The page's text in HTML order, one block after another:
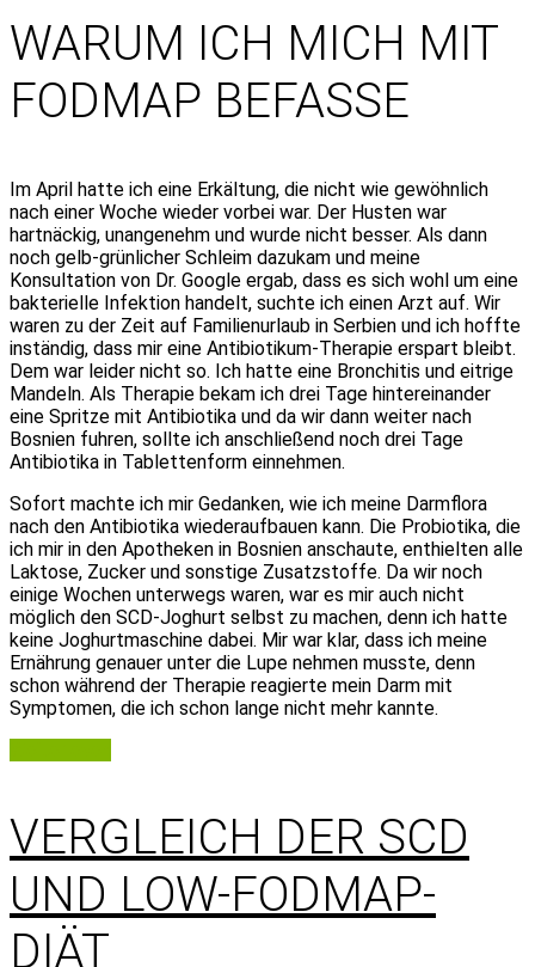
WARUM ICH MICH MIT
FODMAP BEFASSE
Im April hatte ich eine Erkältung, die nicht wie gewöhnlich
nach einer Woche wieder vorbei war. Der Husten war
hartnäckig, unangenehm und wurde nicht besser. Als dann
noch gelb-grünlicher Schleim dazukam und meine
Konsultation von Dr. Google ergab, dass es sich wohl um eine
bakterielle Infektion handelt, suchte ich einen Arzt auf. Wir
waren zu der Zeit auf Familienurlaub in Serbien und ich hoffte
inständig, dass mir eine Antibiotikum-Therapie erspart bleibt.
Dem war leider nicht so. Ich hatte eine Bronchitis und eitrige
Mandeln. Als Therapie bekam ich drei Tage hintereinander
eine Spritze mit Antibiotika und da wir dann weiter nach
Bosnien fuhren, sollte ich anschließend noch drei Tage
Antibiotika in Tablettenform einnehmen.
Sofort machte ich mir Gedanken, wie ich meine Darmflora
nach den Antibiotika wiederaufbauen kann. Die Probiotika, die
ich mir in den Apotheken in Bosnien anschaute, enthielten alle
Laktose, Zucker und sonstige Zusatzstoffe. Da wir noch
einige Wochen unterwegs waren, war es mir auch nicht
möglich den SCD-Joghurt selbst zu machen, denn ich hatte
keine Joghurtmaschine dabei. Mir war klar, dass ich meine
Ernährung genauer unter die Lupe nehmen musste, denn
schon während der Therapie reagierte mein Darm mit
Symptomen, die ich schon lange nicht mehr kannte.
VERGLEICH DER SCD
UND LOW-FODMAP-
DIÄT